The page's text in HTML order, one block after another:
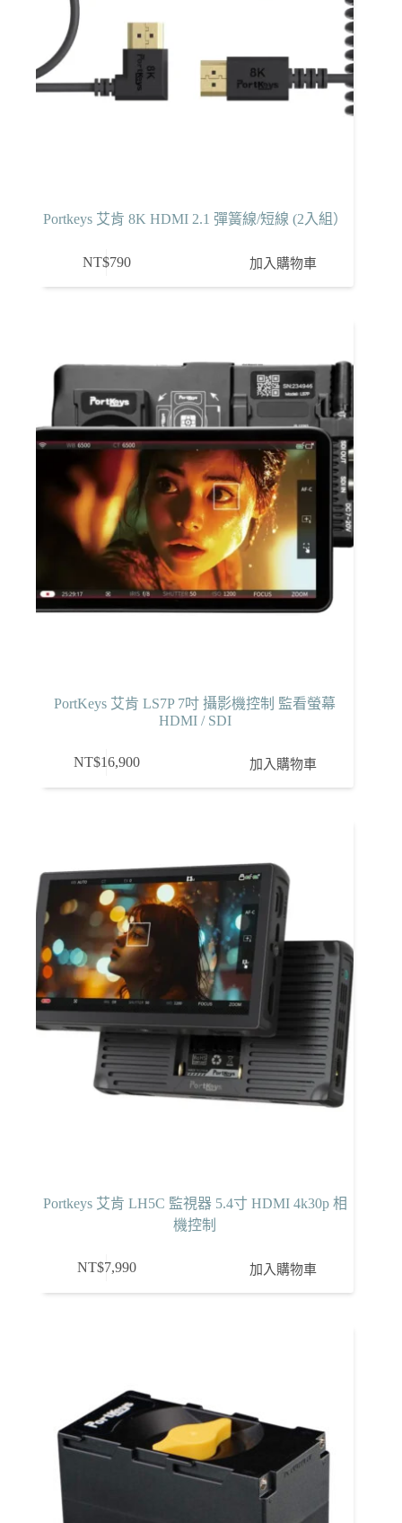
Portkeys 艾肯 8K HDMI 2.1 彈簧線/短線 (2入組）
NT$790 加入購物車
PortKeys 艾肯 LS7P 7吋 攝影機控制 監看螢幕
HDMI / SDI
NT$16,900 加入購物車
Portkeys 艾肯 LH5C 監視器 5.4寸 HDMI 4k30p 相
機控制
NT$7,990 加入購物車